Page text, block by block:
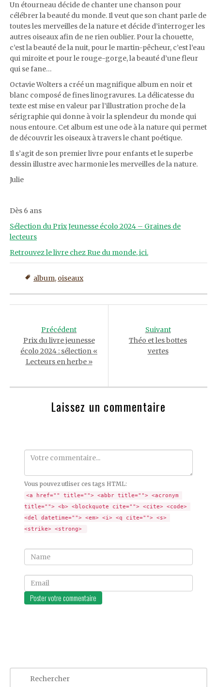
Un étourneau décide de chanter une chanson pour
célébrer la beauté du monde. Il veut que son chant parle de
toutes les merveilles de la nature et décide d’interroger les
autres oiseaux afin de ne rien oublier. Pour la chouette,
c’est la beauté de la nuit, pour le martin-pêcheur, c’est l’eau
qui miroite et pour le rouge-gorge, la beauté d’une fleur
qui se fane…
Octavie Wolters a créé un magnifique album en noir et
blanc composé de fines linogravures. La délicatesse du
texte est mise en valeur par l’illustration proche de la
sérigraphie qui donne à voir la splendeur du monde qui
nous entoure. Cet album est une ode à la nature qui permet
de découvrir les oiseaux à travers le chant poétique.
Il s’agit de son premier livre pour enfants et le superbe
dessin illustre avec harmonie les merveilles de la nature.
Julie
Dès 6 ans
Sélection du Prix Jeunesse écolo 2024 – Graines de
lecteurs
Retrouvez le livre chez Rue du monde, ici.
album, oiseaux
navigationPrécédent
Prix du livre jeunesse
écolo 2024 : sélection «
Lecteurs en herbe »
Suivant
Théo et les bottes
vertes
Laissez un commentaire
Comment
Vous pouvez utliser ces tags HTML:
<a href="" title=""> <abbr title=""> <acronym
title=""> <b> <blockquote cite=""> <cite> <code>
<del datetime=""> <em> <i> <q cite=""> <s>
<strike> <strong>
Name
Email